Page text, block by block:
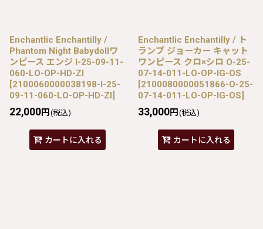
Enchantlic Enchantilly /
Phantom Night Babydollワ
ンピース エンジ I-25-09-11-
060-LO-OP-HD-ZI
[2100060000038198-I-25-
09-11-060-LO-OP-HD-ZI]
22,000円 (税込)
カートに入れる
Enchantlic Enchantilly / ト
ランプ ジョーカー キャット
ワンピース クロ×シロ O-25-
07-14-011-LO-OP-IG-OS
[2100080000051866-O-25-
07-14-011-LO-OP-IG-OS]
33,000円 (税込)
カートに入れる